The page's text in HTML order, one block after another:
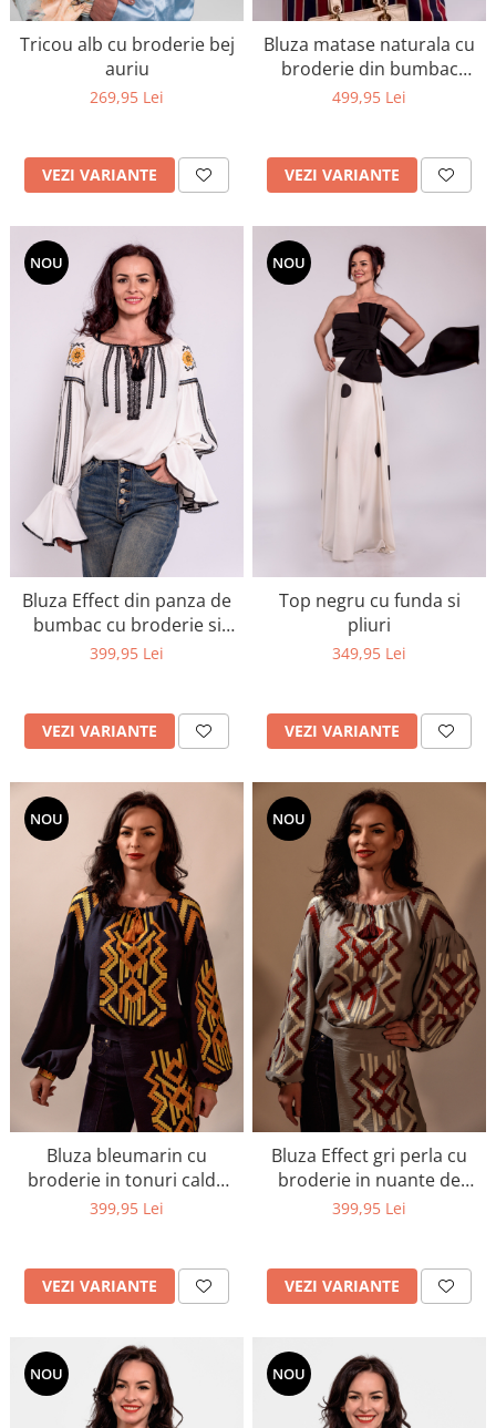
Tricou alb cu broderie bej
auriu
269,95 Lei
VEZI VARIANTE
Bluza matase naturala cu
broderie din bumbac
captusita cu vascoza 100%
499,95 Lei
VEZI VARIANTE
NOU
Bluza Effect din panza de
bumbac cu broderie si
dantela
399,95 Lei
VEZI VARIANTE
NOU
Top negru cu funda si
pliuri
349,95 Lei
VEZI VARIANTE
NOU
Bluza bleumarin cu
broderie in tonuri calde
de galben si portocaliu
399,95 Lei
VEZI VARIANTE
NOU
Bluza Effect gri perla cu
broderie in nuante de
burgundy si ivory
399,95 Lei
VEZI VARIANTE
NOU NOU